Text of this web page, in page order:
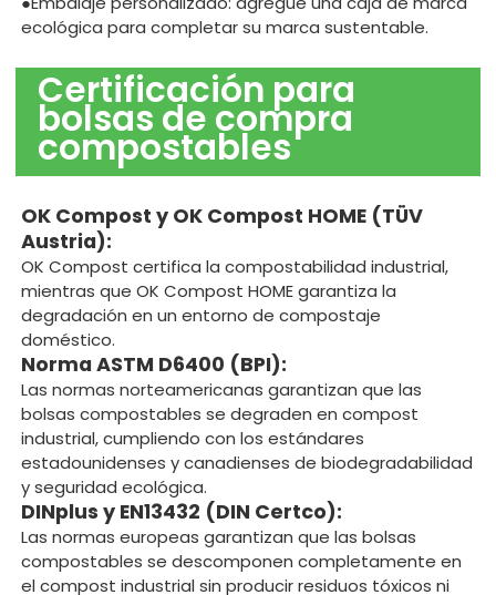
ecológica para completar su marca sustentable.
Certificación para
bolsas de compra
compostables
OK Compost y OK Compost HOME (TÜV
Austria):
OK Compost certifica la compostabilidad industrial,
mientras que OK Compost HOME garantiza la
degradación en un entorno de compostaje
doméstico.
Norma ASTM D6400 (BPI):
Las normas norteamericanas garantizan que las
bolsas compostables se degraden en compost
industrial, cumpliendo con los estándares
estadounidenses y canadienses de biodegradabilidad
y seguridad ecológica.
DINplus y EN13432 (DIN Certco):
Las normas europeas garantizan que las bolsas
compostables se descomponen completamente en
el compost industrial sin producir residuos tóxicos ni